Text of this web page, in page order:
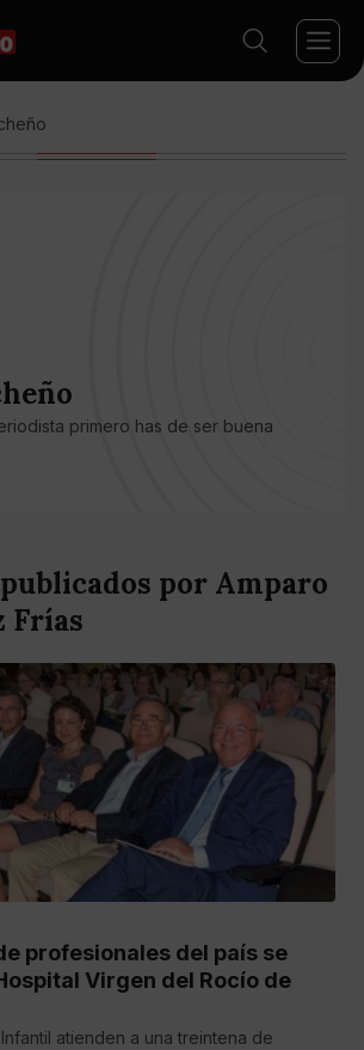
primero has de ser buena
por Amparo
Frías
profesionales del país se
Virgen del Rocío de
atienden a una treintena de